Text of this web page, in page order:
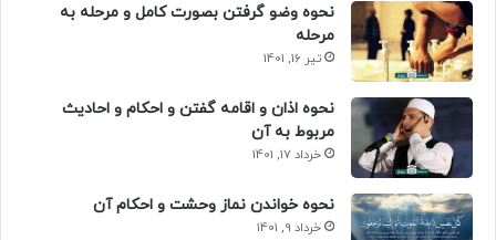
نحوه وضو گرفتن بصورت کامل و مرحله به
مرحله
تیر 16, 1401
نحوه اذان و اقامه گفتن و احکام و احادیث
مربوط به آن
خرداد 17, 1401
نحوه خواندن نماز وحشت و احکام آن
خرداد 9, 1401